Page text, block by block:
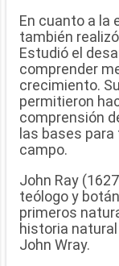
En cuanto a la
también
Estudió el
comprender
crecimiento.
permitieron
comprensión
las bases
campo.
John Ray
teólogo y
primeros
historia
John Wray.